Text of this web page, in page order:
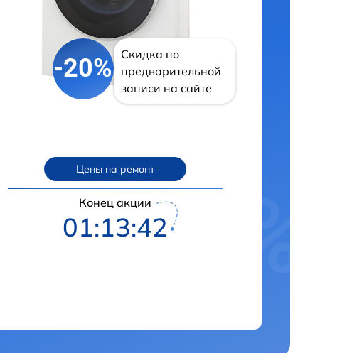
-20%
Скидка по
предварительной
записи на сайте
Цены на ремонт
Конец акции
01:13:41